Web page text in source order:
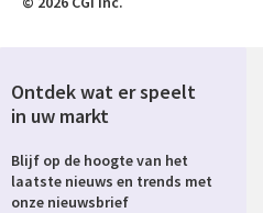
Ontdek wat er speelt
in uw markt
Blijf op de hoogte van het
laatste nieuws en trends met
onze nieuwsbrief